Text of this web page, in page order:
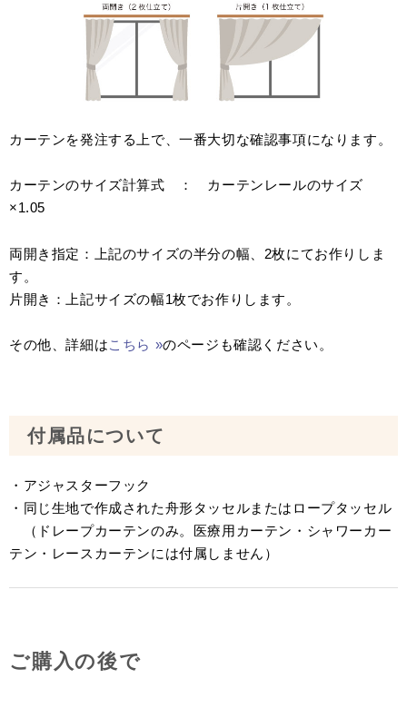
カーテンを発注する上で、一番大切な確認事項になります。
カーテンのサイズ計算式 ： カーテンレールのサイズ
×1.05
両開き指定：上記のサイズの半分の幅、2枚にてお作りしま
す。
片開き：上記サイズの幅1枚でお作りします。
その他、詳細はこちら »のページも確認ください。
付属品について
・アジャスターフック
・同じ生地で作成された舟形タッセルまたはロープタッセル
（ドレープカーテンのみ。医療用カーテン・シャワーカー
テン・レースカーテンには付属しません）
ご購入の後で